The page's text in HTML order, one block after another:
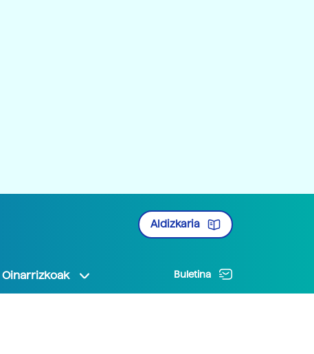
Aldizkaria
Oinarrizkoak Buletina